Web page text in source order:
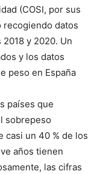
(COSI, por sus
recogiendo datos
y 2020. Un
y los datos
peso en España
países que
sobrepeso
casi un 40 % de los
años tienen
las cifras